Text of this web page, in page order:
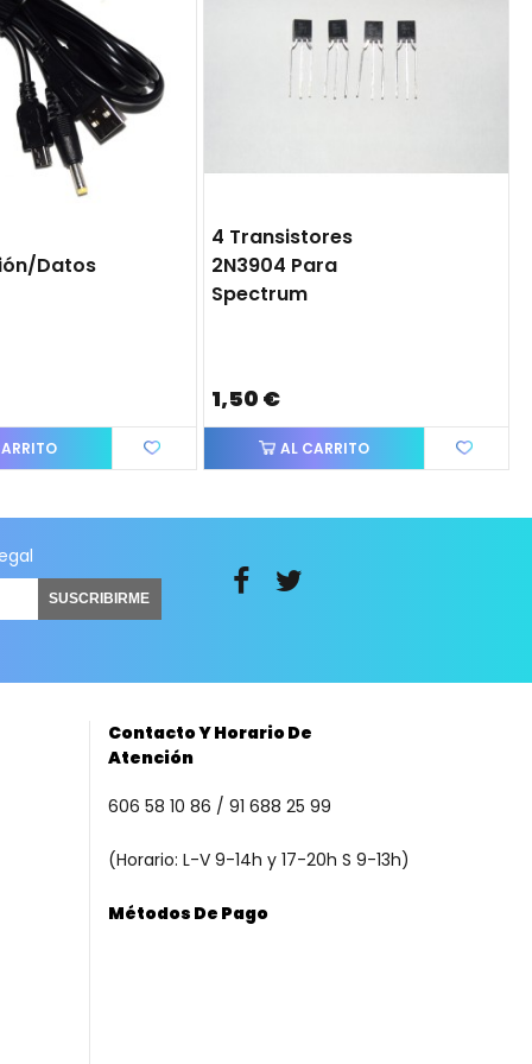
datos
4 Transistores
2N3904 Para
Spectrum
1,50 €
AL CARRITO
SUSCRIBIRME
Contacto Y Horario De
Atención
606 58 10 86 / 91 688 25 99
(Horario: L-V 9-14h y 17-20h S 9-13h)
Métodos De Pago